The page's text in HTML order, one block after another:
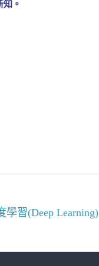
。
習(Deep Learning)